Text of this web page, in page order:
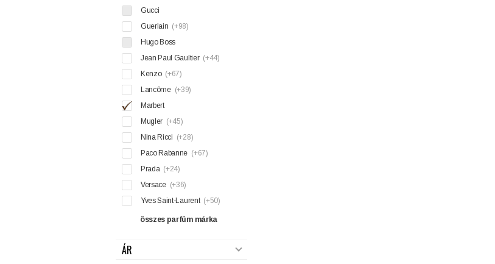
Gucci
Guerlain (+98)
Hugo Boss
Jean Paul Gaultier (+44)
Kenzo (+67)
Lancôme (+39)
Marbert
Mugler (+45)
Nina Ricci (+28)
Paco Rabanne (+67)
Prada (+24)
Versace (+36)
Yves Saint-Laurent (+50)
összes parfüm márka
ÁR